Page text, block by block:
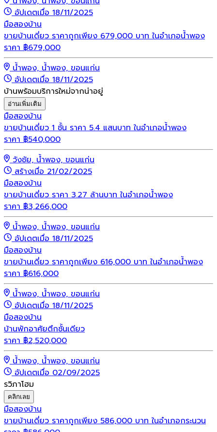
อัปเดตเมื่อ 18/11/2025
มือสองบ้าน
ขายบ้านเดี่ยว ราคาถูกเพียง 679,000 บาท ในอำเภอน้ำพอง
ราคา ฿679,000
น้ำพอง, น้ำพอง, ขอนแก่น
อัปเดตเมื่อ 18/11/2025
บ้านพร้อมบริการใหม่จากน่าอยู่
อ่านเพิ่มเติม
มือสองบ้าน
ขายบ้านเดี่ยว 1 ชั้น ราคา 5.4 แสนบาท ในอำเภอน้ำพอง
ราคา ฿540,000
วังชัย, น้ำพอง, ขอนแก่น
สร้างเมื่อ 21/02/2025
มือสองบ้าน
ขายบ้านเดี่ยว ราคา 3.27 ล้านบาท ในอำเภอน้ำพอง
ราคา ฿3,266,000
น้ำพอง, น้ำพอง, ขอนแก่น
อัปเดตเมื่อ 18/11/2025
มือสองบ้าน
ขายบ้านเดี่ยว ราคาถูกเพียง 616,000 บาท ในอำเภอน้ำพอง
ราคา ฿616,000
น้ำพอง, น้ำพอง, ขอนแก่น
อัปเดตเมื่อ 18/11/2025
มือสองบ้าน
บ้านพักอาศัยตึกชั้นเดียว
ราคา ฿2,520,000
น้ำพอง, น้ำพอง, ขอนแก่น
อัปเดตเมื่อ 02/09/2025
รวิภาโฮม
คลิกเลย
มือสองบ้าน
ขายบ้านเดี่ยว ราคาถูกเพียง 586,000 บาท ในอำเภอกระนวน